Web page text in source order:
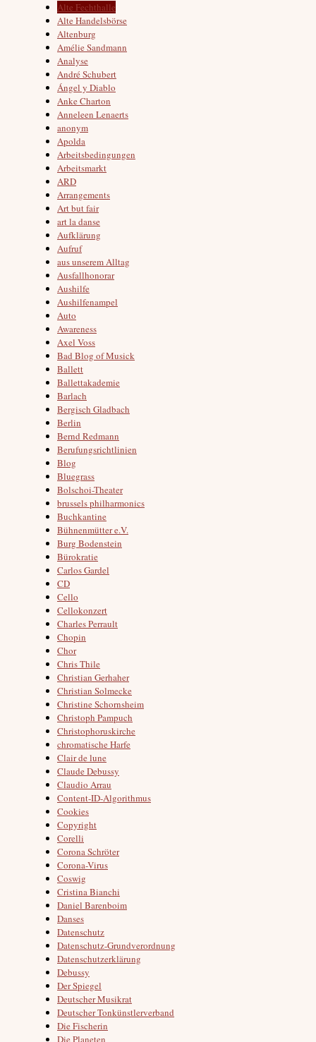
Alte Fechthalle
Alte Handelsbörse
Altenburg
Amélie Sandmann
Analyse
André Schubert
Ángel y Diablo
Anke Charton
Anneleen Lenaerts
anonym
Apolda
Arbeitsbedingungen
Arbeitsmarkt
ARD
Arrangements
Art but fair
art la danse
Aufklärung
Aufruf
aus unserem Alltag
Ausfallhonorar
Aushilfe
Aushilfenampel
Auto
Awareness
Axel Voss
Bad Blog of Musick
Ballett
Ballettakademie
Barlach
Bergisch Gladbach
Berlin
Bernd Redmann
Berufungsrichtlinien
Blog
Bluegrass
Bolschoi-Theater
brussels philharmonics
Buchkantine
Bühnenmütter e.V.
Burg Bodenstein
Bürokratie
Carlos Gardel
CD
Cello
Cellokonzert
Charles Perrault
Chopin
Chor
Chris Thile
Christian Gerhaher
Christian Solmecke
Christine Schornsheim
Christoph Pampuch
Christophoruskirche
chromatische Harfe
Clair de lune
Claude Debussy
Claudio Arrau
Content-ID-Algorithmus
Cookies
Copyright
Corelli
Corona Schröter
Corona-Virus
Coswig
Cristina Bianchi
Daniel Barenboim
Danses
Datenschutz
Datenschutz-Grundverordnung
Datenschutzerklärung
Debussy
Der Spiegel
Deutscher Musikrat
Deutscher Tonkünstlerverband
Die Fischerin
Die Planeten